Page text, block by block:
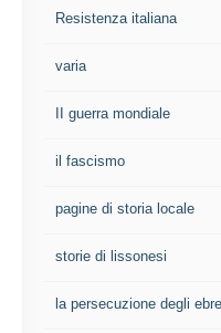
Resistenza italiana
varia
II guerra mondiale
il fascismo
pagine di storia locale
storie di lissonesi
la persecuzione degli